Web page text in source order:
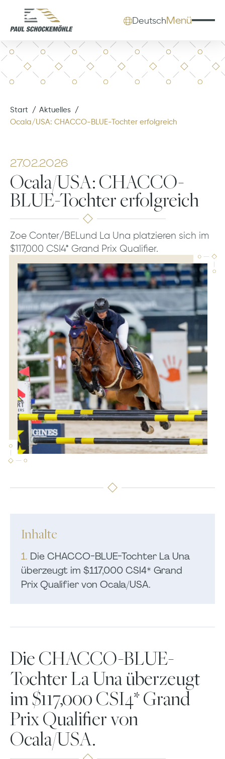
DeutschMenü
Start
Aktuelles
Ocala/USA: CHACCO-BLUE-Tochter erfolgreich
27.02.2026
Ocala/USA: CHACCO-
BLUE-Tochter erfolgreich
Zoe Conter/BELund La Una platzieren sich im
$117,000 CSI4* Grand Prix Qualifier.
Inhalte
1. Die CHACCO-BLUE-Tochter La Una
überzeugt im $117,000 CSI4* Grand
Prix Qualifier von Ocala/USA.
Die CHACCO-BLUE-
Tochter La Una überzeugt
im $117,000 CSI4* Grand
Prix Qualifier von
Ocala/USA.